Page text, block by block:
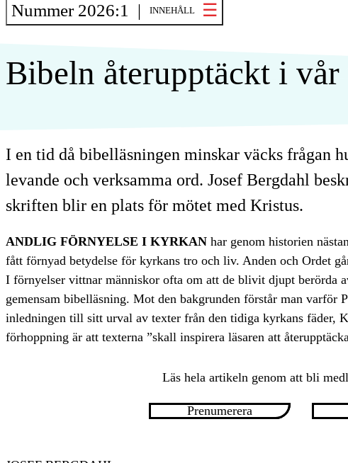
Nummer 2026:1 | INNEHÅLL
Bibeln återupptäckt i
I en tid då bibelläsningen minskar väcks frågan
levande och verksamma ord. Josef Bergdahl
skriften blir en plats för mötet med Kristus.
ANDLIG FÖRNYELSE I KYRKAN har genom historien
fått förnyad betydelse för kyrkans tro och liv. Anden och Ordet
I förnyelser vittnar människor ofta om att de blivit djupt berörda
gemensam bibelläsning. Mot den bakgrunden förstår man varför
inledningen till sitt urval av texter från den tidiga kyrkans fäder,
förhoppning är att texterna ”skall inspirera läsaren att
Läs hela artikeln genom att bli
Prenumerera